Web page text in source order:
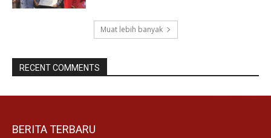
Muat lebih banyak
RECENT COMMENTS
BERITA TERBARU